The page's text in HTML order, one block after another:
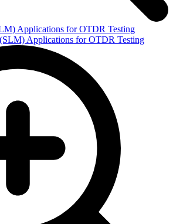
Applications for OTDR Testing